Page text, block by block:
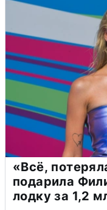
«Всё,
подарила
лодку за 1,2